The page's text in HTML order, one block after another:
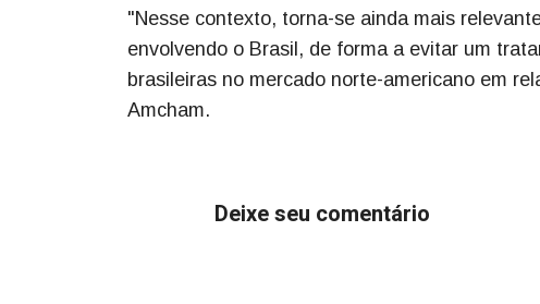
"Nesse contexto, torna-se ainda mais
envolvendo o Brasil, de forma a evitar um
brasileiras no mercado norte-americano em
Amcham.
Deixe seu comentário